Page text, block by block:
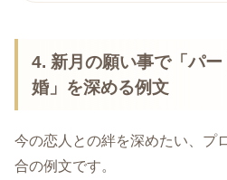
4. 新月の願い事で「パー
婚」を深める例文
今の恋人との絆を深めたい、プ
合の例文です。